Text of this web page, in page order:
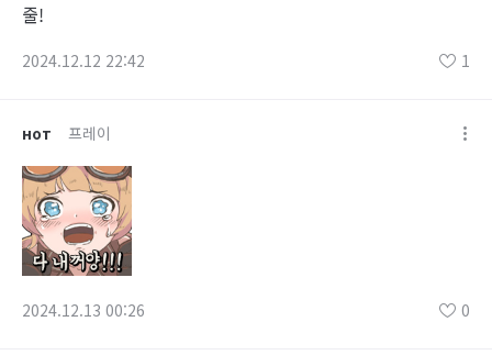
줄!
2024.12.12 22:42 1
нот 프레이
2024.12.13 00:26 0